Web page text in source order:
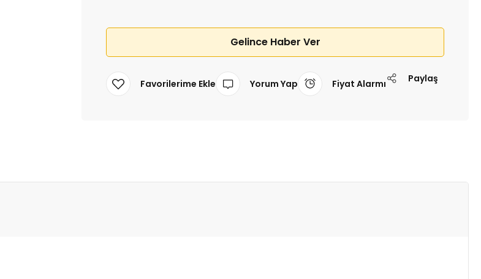
Gelince Haber Ver
Yorum Yap Fiyat Alarmı Paylaş